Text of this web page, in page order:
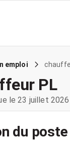
emploi
PL
le 23 juillet 2026
du poste